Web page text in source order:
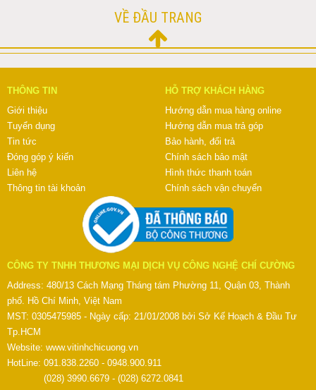
VỀ ĐẦU TRANG
THÔNG TIN
Giới thiệu
Tuyển dụng
Tin tức
Đóng góp ý kiến
Liên hệ
Thông tin tài khoản
HỖ TRỢ KHÁCH HÀNG
Hướng dẫn mua hàng online
Hướng dẫn mua trả góp
Bảo hành, đổi trả
Chính sách bảo mật
Hình thức thanh toán
Chính sách vận chuyển
CÔNG TY TNHH THƯƠNG MẠI DỊCH VỤ CÔNG NGHỆ CHÍ CƯỜNG
Address: 480/13 Cách Mạng Tháng tám Phường 11, Quận 03, Thành
phố. Hồ Chí Minh, Việt Nam
MST: 0305475985 - Ngày cấp: 21/01/2008 bởi Sở Kế Hoạch & Đầu Tư
Tp.HCM
Website: www.vitinhchicuong.vn
HotLine: 091.838.2260 - 0948.900.911
(028) 3990.6679 - (028) 6272.0841